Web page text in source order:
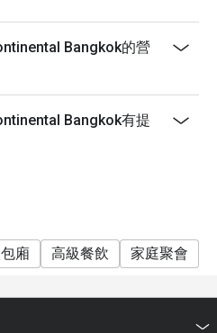
highlights? A: Signature
Kong Suckling Pig, Honey
Curd Skin with Truffle Sauce,
Sum selection.
A: The dress code is Smart
attire suitable for a
is located on the M floor of
and situated near the
Bangkok的營
Bangkok有提
廂 高級餐飲 家庭聚會